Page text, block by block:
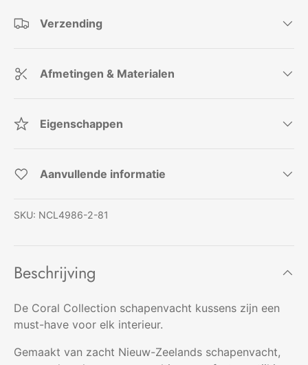
Verzending
Afmetingen & Materialen
Eigenschappen
Aanvullende informatie
SKU: NCL4986-2-81
Beschrijving
De Coral Collection schapenvacht kussens zijn een
must-have voor elk interieur.
Gemaakt van zacht Nieuw-Zeelands schapenvacht,